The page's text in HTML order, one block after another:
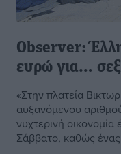
Observer:
ευρώ για…
«Στην πλατεία
αυξανόμενου
νυχτερινή οικονομία
Σάββατο, καθώς